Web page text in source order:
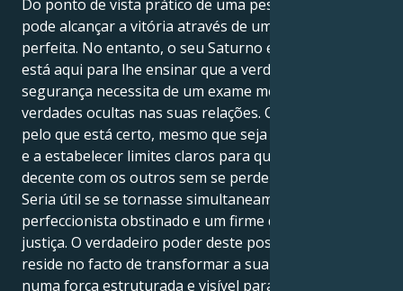
Do ponto de vista prático de uma pessoa que só
pode alcançar a vitória através de uma execução
perfeita. No entanto, o seu Saturno em Capricórnio
está aqui para lhe ensinar que a verdadeira
segurança necessita de um exame meticuloso das
verdades ocultas nas suas relações. Obriga-o a lutar
pelo que está certo, mesmo que seja desconfortável,
e a estabelecer limites claros para que possa ser
decente com os outros sem se perder no processo.
Seria útil se se tornasse simultaneamente um
perfeccionista obstinado e um firme defensor da
justiça. O verdadeiro poder deste posicionamento
reside no facto de transformar a sua praticidade crua
numa força estruturada e visível para o bem. Tem o